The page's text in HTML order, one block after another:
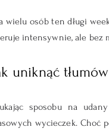
wielu osób ten długi
intensywnie, ale bez
uniknąć
sposobu na
wycieczek. Choć